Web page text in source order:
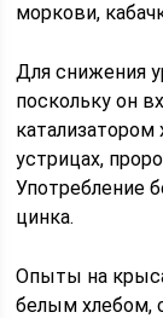
моркови,
Для снижения
поскольку он
устрицах,
Употребление
цинка.
Опыты на
белым хлебом,